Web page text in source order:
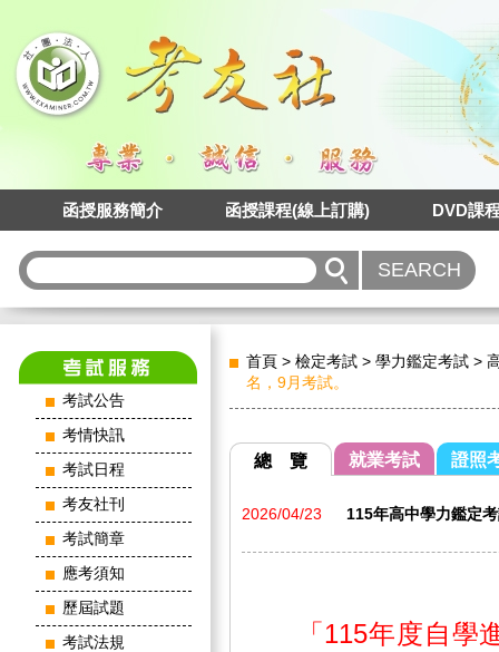
函授服務簡介 函授課程(線上訂購) DVD課
考試公告
考情快訊
考試日程
考友社刊
考試簡章
應考須知
歷屆試題
考試法規
首頁 > 檢定考試 > 學力鑑定考試 >
名，9月考試。
總 覽 就業考試 證照
2026/04/23 115年高中學力鑑定
「115年度自學進